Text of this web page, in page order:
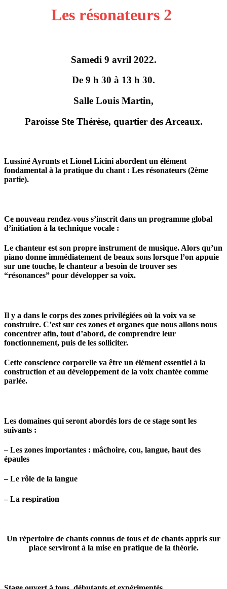
Les résonateurs 2
Samedi 9 avril 2022.
De 9 h 30 à 13 h 30.
Salle Louis Martin,
Paroisse Ste Thérèse, quartier des Arceaux.
Lussiné Ayrunts et Lionel Licini abordent un élément
fondamental à la pratique du chant : Les résonateurs (2ème
partie).
Ce nouveau rendez-vous s’inscrit dans un programme global
d’initiation à la technique vocale :
Le chanteur est son propre instrument de musique. Alors qu’un
piano donne immédiatement de beaux sons lorsque l’on appuie
sur une touche, le chanteur a besoin de trouver ses
“résonances” pour développer sa voix.
Il y a dans le corps des zones privilégiées où la voix va se
construire. C’est sur ces zones et organes que nous allons nous
concentrer afin, tout d’abord, de comprendre leur
fonctionnement, puis de les solliciter.
Cette conscience corporelle va être un élément essentiel à la
construction et au développement de la voix chantée comme
parlée.
Les domaines qui seront abordés lors de ce stage sont les
suivants :
– Les zones importantes : mâchoire, cou, langue, haut des
épaules
– Le rôle de la langue
– La respiration
Un répertoire de chants connus de tous et de chants appris sur
place serviront à la mise en pratique de la théorie.